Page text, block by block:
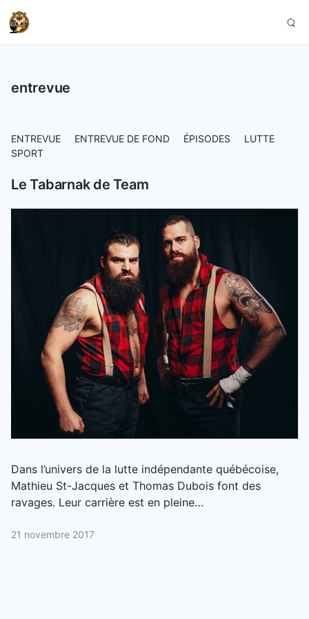
entrevue
ENTREVUE ENTREVUE DE FOND ÉPISODES
LUTTE
SPORT
Le Tabarnak de Team
Dans l’univers de la lutte indépendante québécoise,
Mathieu St-Jacques et Thomas Dubois font des
ravages. Leur carrière est en pleine…
21 novembre 2017